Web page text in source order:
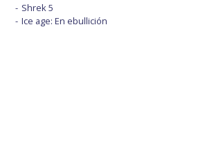
Shrek 5
Ice age: En ebullición